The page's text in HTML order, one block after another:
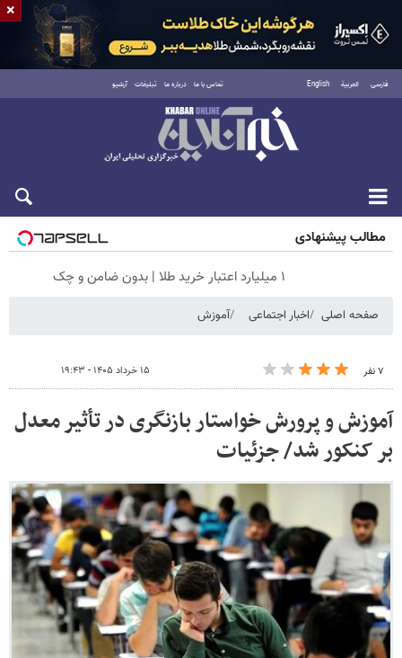
فارسی العربية English تماس با ما درباره ما تبلیغات آرشیو
شنبه ۱۷ مرداد ۱۴۰۵
مطالب پیشنهادی
۱ میلیارد اعتبار خرید طلا | بدون ضامن و چک
صفحه اصلی اخبار اجتماعی آموزش
۷ نفر ۱۵ خرداد ۱۴۰۵ - ۱۹:۴۳
آموزش‌ و پرورش خواستار بازنگری در تأثیر معدل
بر کنکور شد/ جزئیات
×